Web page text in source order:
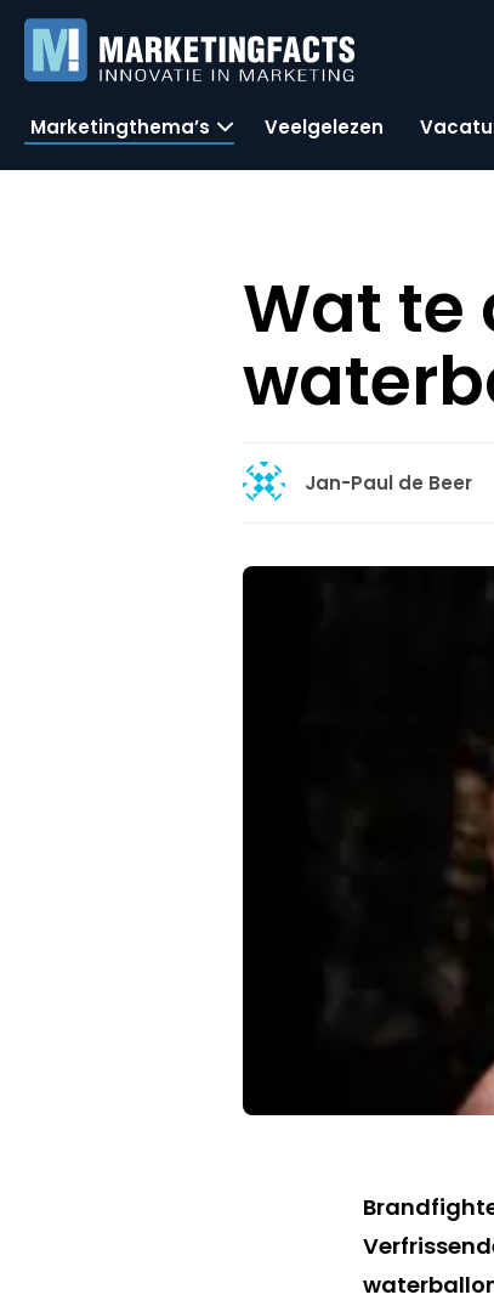
Marketingthema’s Veelgelezen
Wat te
Jan-Paul de Beer